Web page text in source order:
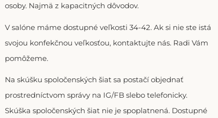
osoby. Najmä z kapacitných dôvodov.
V salóne máme dostupné veľkosti 34-42. Ak si nie ste istá
svojou konfekčnou veľkosťou, kontaktujte nás. Radi Vám
pomôžeme.
Na skúšku spoločenských šiat sa postačí objednať
prostredníctvom správy na IG/FB slebo telefonicky.
Skúška spoločenských šiat nie je spoplatnená. Dostupné